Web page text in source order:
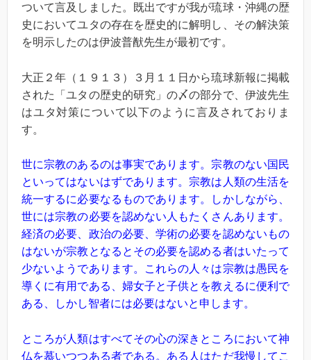
ついて言及しました。既出ですが我が琉球・沖縄の歴
史においてユタの存在を歴史的に解明し、その解決策
を明示したのは伊波普猷先生が最初です。
大正２年（１９１３）３月１１日から琉球新報に掲載
された「ユタの歴史的研究」の〆の部分で、伊波先生
はユタ対策について以下のように言及されておりま
す。
世に宗教のあるのは事実であります。宗教のない国民
といってはないはずであります。宗教は人類の生活を
統一するに必要なるものであります。しかしながら、
世には宗教の必要を認めない人もたくさんあります。
経済の必要、政治の必要、学術の必要を認めないもの
はないが宗教となるとその必要を認める者はいたって
少ないようであります。これらの人々は宗教は愚民を
導くに有用である、婦女子と子供とを教えるに便利で
ある、しかし智者には必要はないと申します。
ところが人類はすべてその心の深きところにおいて神
仏を慕いつつある者である。ある人はただ我慢してこ